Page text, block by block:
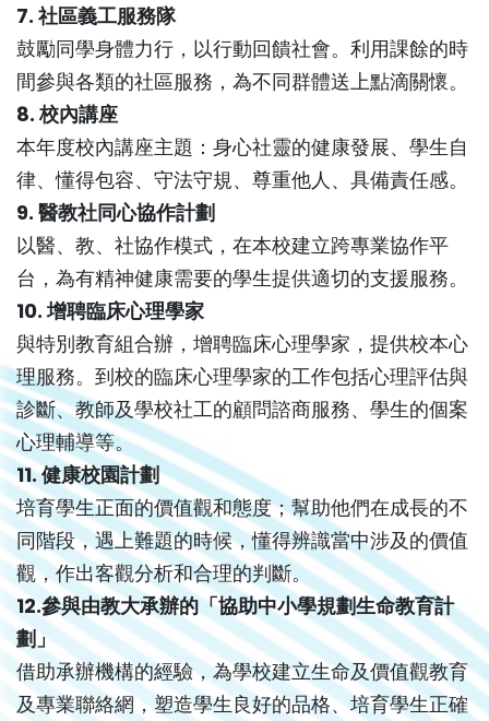
7. 社區義工服務隊
鼓勵同學身體力行，以行動回饋社會。利用課餘的時
間參與各類的社區服務，為不同群體送上點滴關懷。
8. 校內講座
本年度校內講座主題：身心社靈的健康發展、學生自
律、懂得包容、守法守規、尊重他人、具備責任感。
9. 醫教社同心協作計劃
以醫、教、社協作模式，在本校建立跨專業協作平
台，為有精神健康需要的學生提供適切的支援服務。
10. 增聘臨床心理學家
與特別教育組合辦，增聘臨床心理學家，提供校本心
理服務。到校的臨床心理學家的工作包括心理評估與
診斷、教師及學校社工的顧問諮商服務、學生的個案
心理輔導等。
11. 健康校園計劃
培育學生正面的價值觀和態度；幫助他們在成長的不
同階段，遇上難題的時候，懂得辨識當中涉及的價值
觀，作出客觀分析和合理的判斷。
12.參與由教大承辦的「協助中小學規劃生命教育計
劃」
借助承辦機構的經驗，為學校建立生命及價值觀教育
及專業聯絡網，塑造學生良好的品格、培育學生正確